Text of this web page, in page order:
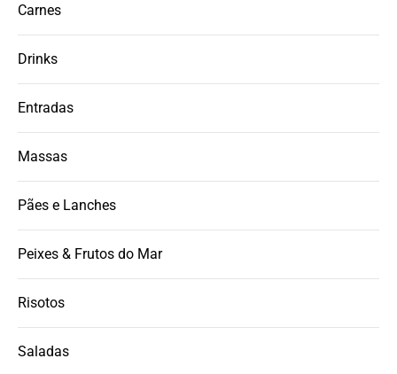
Carnes
Drinks
Entradas
Massas
Pães e Lanches
Peixes & Frutos do Mar
Risotos
Saladas